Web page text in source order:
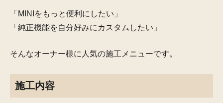
「MINIをもっと便利にしたい」
「純正機能を自分好みにカスタムしたい」
そんなオーナー様に人気の施工メニューです。
施工内容